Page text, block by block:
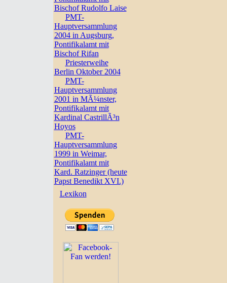
Bischof Rudolfo Laise
PMT-
Hauptversammlung
2004 in Augsburg,
Pontifikalamt mit
Bischof Rifan
Priesterweihe
Berlin Oktober 2004
PMT-
Hauptversammlung
2001 in MÃ¼nster,
Pontifikalamt mit
Kardinal CastrillÃ³n
Hoyos
PMT-
Hauptversammlung
1999 in Weimar,
Pontifikalamt mit
Kard. Ratzinger (heute
Papst Benedikt XVI.)
Lexikon